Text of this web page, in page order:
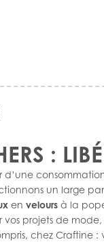
:
un large
en velours à la
projets de
chez Craftine